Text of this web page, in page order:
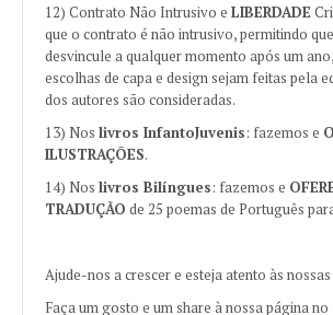
12) Contrato Não Intrusivo e LIBERDADE
que o contrato é não intrusivo, permitindo
desvincule a qualquer momento após um
escolhas de capa e design sejam feitas pela
dos autores são consideradas.
13) Nos livros InfantoJuvenis: fazemos e
ILUSTRAÇÕES.
14) Nos livros Bilíngues: fazemos e
TRADUÇÃO de 25 poemas de Português
Ajude-nos a crescer e esteja atento às
Faça um gosto e um share à nossa página